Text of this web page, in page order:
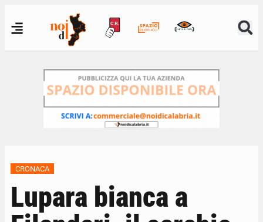
CRONACA
Lupara bianca a